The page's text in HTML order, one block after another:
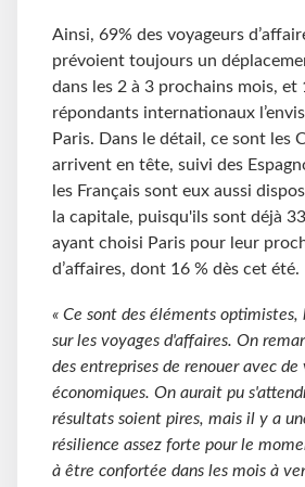
Ainsi, 69% des voyageurs
prévoient toujours un
dans les 2 à 3 prochains mois, et
répondants internationaux
Paris. Dans le détail, ce sont les
arrivent en tête, suivi des
les Français sont eux aussi
la capitale, puisqu'ils sont déjà
ayant choisi Paris pour leur
d’affaires, dont 16 % dès cet été.
« Ce sont des éléments optimistes,
sur les voyages d'affaires. On
des entreprises de renouer avec
économiques. On aurait pu
résultats soient pires, mais il y a
résilience assez forte pour le
à être confortée dans les mois à